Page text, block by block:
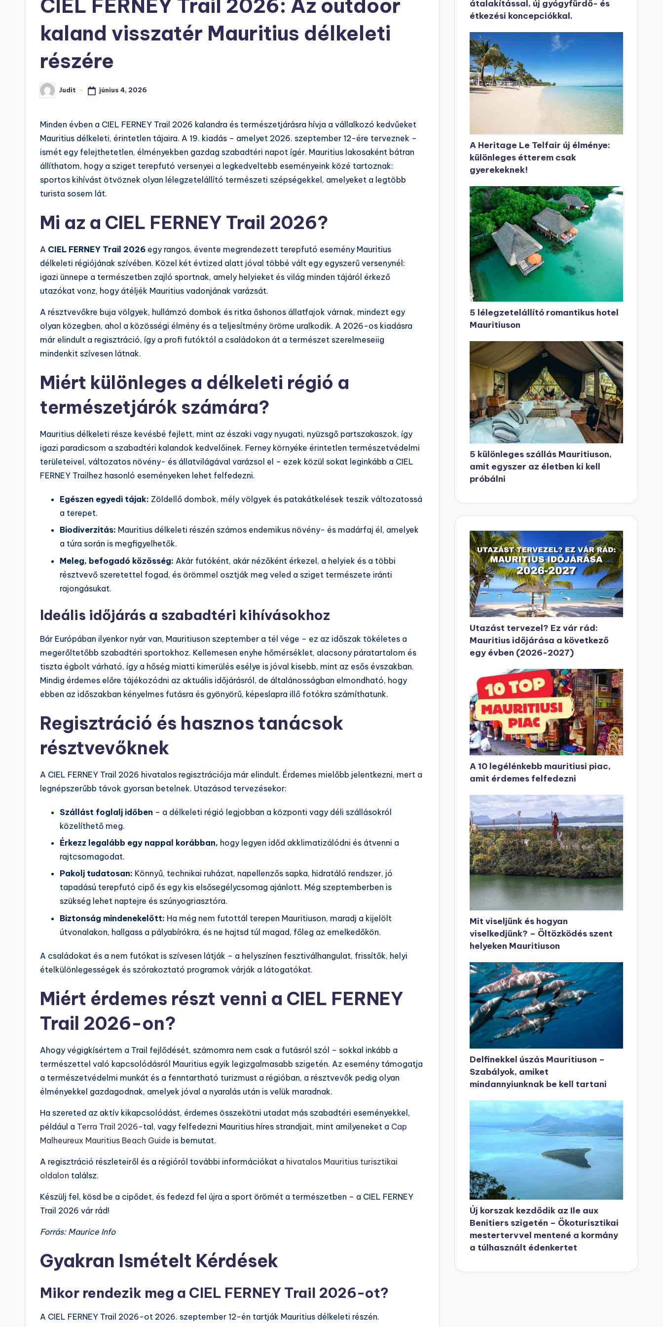
CIEL FERNEY Trail 2026: Az outdoor
kaland visszatér Mauritius délkeleti
részére
Posted
by
Judit június 4, 2026
Minden évben a CIEL FERNEY Trail 2026 kalandra és természetjárásra hívja a vállalkozó kedvűeket
Mauritius délkeleti, érintetlen tájaira. A 19. kiadás – amelyet 2026. szeptember 12-ére terveznek –
ismét egy felejthetetlen, élményekben gazdag szabadtéri napot ígér. Mauritius lakosaként bátran
állíthatom, hogy a sziget terepfutó versenyei a legkedveltebb eseményeink közé tartoznak:
sportos kihívást ötvöznek olyan lélegzetelállító természeti szépségekkel, amelyeket a legtöbb
turista sosem lát.
Mi az a CIEL FERNEY Trail 2026?
A CIEL FERNEY Trail 2026 egy rangos, évente megrendezett terepfutó esemény Mauritius
délkeleti régiójának szívében. Közel két évtized alatt jóval többé vált egy egyszerű versenynél:
igazi ünnepe a természetben zajló sportnak, amely helyieket és világ minden tájáról érkező
utazókat vonz, hogy átéljék Mauritius vadonjának varázsát.
A résztvevőkre buja völgyek, hullámzó dombok és ritka őshonos állatfajok várnak, mindezt egy
olyan közegben, ahol a közösségi élmény és a teljesítmény öröme uralkodik. A 2026-os kiadásra
már elindult a regisztráció, így a profi futóktól a családokon át a természet szerelmeseiig
mindenkit szívesen látnak.
Miért különleges a délkeleti régió a
természetjárók számára?
Mauritius délkeleti része kevésbé fejlett, mint az északi vagy nyugati, nyüzsgő partszakaszok, így
igazi paradicsom a szabadtéri kalandok kedvelőinek. Ferney környéke érintetlen természetvédelmi
területeivel, változatos növény- és állatvilágával varázsol el – ezek közül sokat leginkább a CIEL
FERNEY Trailhez hasonló eseményeken lehet felfedezni.
Egészen egyedi tájak: Zöldellő dombok, mély völgyek és patakátkelések teszik változatossá
a terepet.
Biodiverzitás: Mauritius délkeleti részén számos endemikus növény- és madárfaj él, amelyek
a túra során is megfigyelhetők.
Meleg, befogadó közösség: Akár futóként, akár nézőként érkezel, a helyiek és a többi
résztvevő szeretettel fogad, és örömmel osztják meg veled a sziget természete iránti
rajongásukat.
Ideális időjárás a szabadtéri kihívásokhoz
Bár Európában ilyenkor nyár van, Mauritiuson szeptember a tél vége – ez az időszak tökéletes a
megerőltetőbb szabadtéri sportokhoz. Kellemesen enyhe hőmérséklet, alacsony páratartalom és
tiszta égbolt várható, így a hőség miatti kimerülés esélye is jóval kisebb, mint az esős évszakban.
Mindig érdemes előre tájékozódni az aktuális időjárásról, de általánosságban elmondható, hogy
ebben az időszakban kényelmes futásra és gyönyörű, képeslapra illő fotókra számíthatunk.
Regisztráció és hasznos tanácsok
résztvevőknek
A CIEL FERNEY Trail 2026 hivatalos regisztrációja már elindult. Érdemes mielőbb jelentkezni, mert a
legnépszerűbb távok gyorsan betelnek. Utazásod tervezésekor:
Szállást foglalj időben – a délkeleti régió legjobban a központi vagy déli szállásokról
közelíthető meg.
Érkezz legalább egy nappal korábban, hogy legyen időd akklimatizálódni és átvenni a
rajtcsomagodat.
Pakolj tudatosan: Könnyű, technikai ruházat, napellenzős sapka, hidratáló rendszer, jó
tapadású terepfutó cipő és egy kis elsősegélycsomag ajánlott. Még szeptemberben is
szükség lehet naptejre és szúnyogriasztóra.
Biztonság mindenekelőtt: Ha még nem futottál terepen Mauritiuson, maradj a kijelölt
útvonalakon, hallgass a pályabírókra, és ne hajtsd túl magad, főleg az emelkedőkön.
A családokat és a nem futókat is szívesen látják – a helyszínen fesztiválhangulat, frissítők, helyi
ételkülönlegességek és szórakoztató programok várják a látogatókat.
Miért érdemes részt venni a CIEL FERNEY
Trail 2026-on?
Ahogy végigkísértem a Trail fejlődését, számomra nem csak a futásról szól – sokkal inkább a
természettel való kapcsolódásról Mauritius egyik legizgalmasabb szigetén. Az esemény támogatja
a természetvédelmi munkát és a fenntartható turizmust a régióban, a résztvevők pedig olyan
élményekkel gazdagodnak, amelyek jóval a nyaralás után is velük maradnak.
Ha szereted az aktív kikapcsolódást, érdemes összekötni utadat más szabadtéri eseményekkel,
például a Terra Trail 2026-tal, vagy felfedezni Mauritius híres strandjait, mint amilyeneket a Cap
Malheureux Mauritius Beach Guide is bemutat.
A regisztráció részleteiről és a régióról további információkat a hivatalos Mauritius turisztikai
oldalon találsz.
Készülj fel, kösd be a cipődet, és fedezd fel újra a sport örömét a természetben – a CIEL FERNEY
Trail 2026 vár rád!
Forrás: Maurice Info
Gyakran Ismételt Kérdések
Mikor rendezik meg a CIEL FERNEY Trail 2026-ot?
A CIEL FERNEY Trail 2026-ot 2026. szeptember 12-én tartják Mauritius délkeleti részén.
átalakítással, új gyógyfürdő- és
étkezési koncepciókkal.
A Heritage Le Telfair új élménye:
különleges étterem csak
gyerekeknek!
5 lélegzetelállító romantikus hotel
Mauritiuson
5 különleges szállás Mauritiuson,
amit egyszer az életben ki kell
próbálni
Utazást tervezel? Ez vár rád:
Mauritius időjárása a következő
egy évben (2026-2027)
A 10 legélénkebb mauritiusi piac,
amit érdemes felfedezni
Mit viseljünk és hogyan
viselkedjünk? – Öltözködés szent
helyeken Mauritiuson
Delfinekkel úszás Mauritiuson –
Szabályok, amiket
mindannyiunknak be kell tartani
Új korszak kezdődik az Ile aux
Benitiers szigetén – Ökoturisztikai
mestertervvel mentené a kormány
a túlhasznált édenkertet